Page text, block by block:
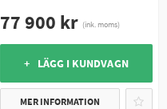
77 900 kr (ink. moms)
+ LÄGG I KUNDVAGN
MER INFORMATION